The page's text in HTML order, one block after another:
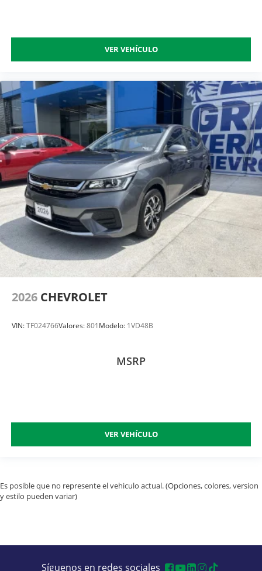
VER VEHÍCULO
2026 CHEVROLET
VIN:TF024766Valores:801Modelo: 1VD48B
MSRP
VER VEHÍCULO
Es posible que no represente el vehiculo actual. (Opciones, colores, version
y estilo pueden variar)
Síguenos en redes sociales